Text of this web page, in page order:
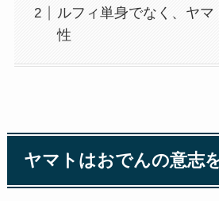
ルフィ単身でなく、ヤ
性
ヤマトはおでんの意志